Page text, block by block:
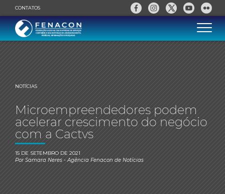
CONTATOS
NOTÍCIAS
Microempreendedores podem
acelerar crescimento do negócio
com a Cactvs
15 DE SETEMBRO DE 2021
PorSamara Neres- Agência Fenacon de Notícias